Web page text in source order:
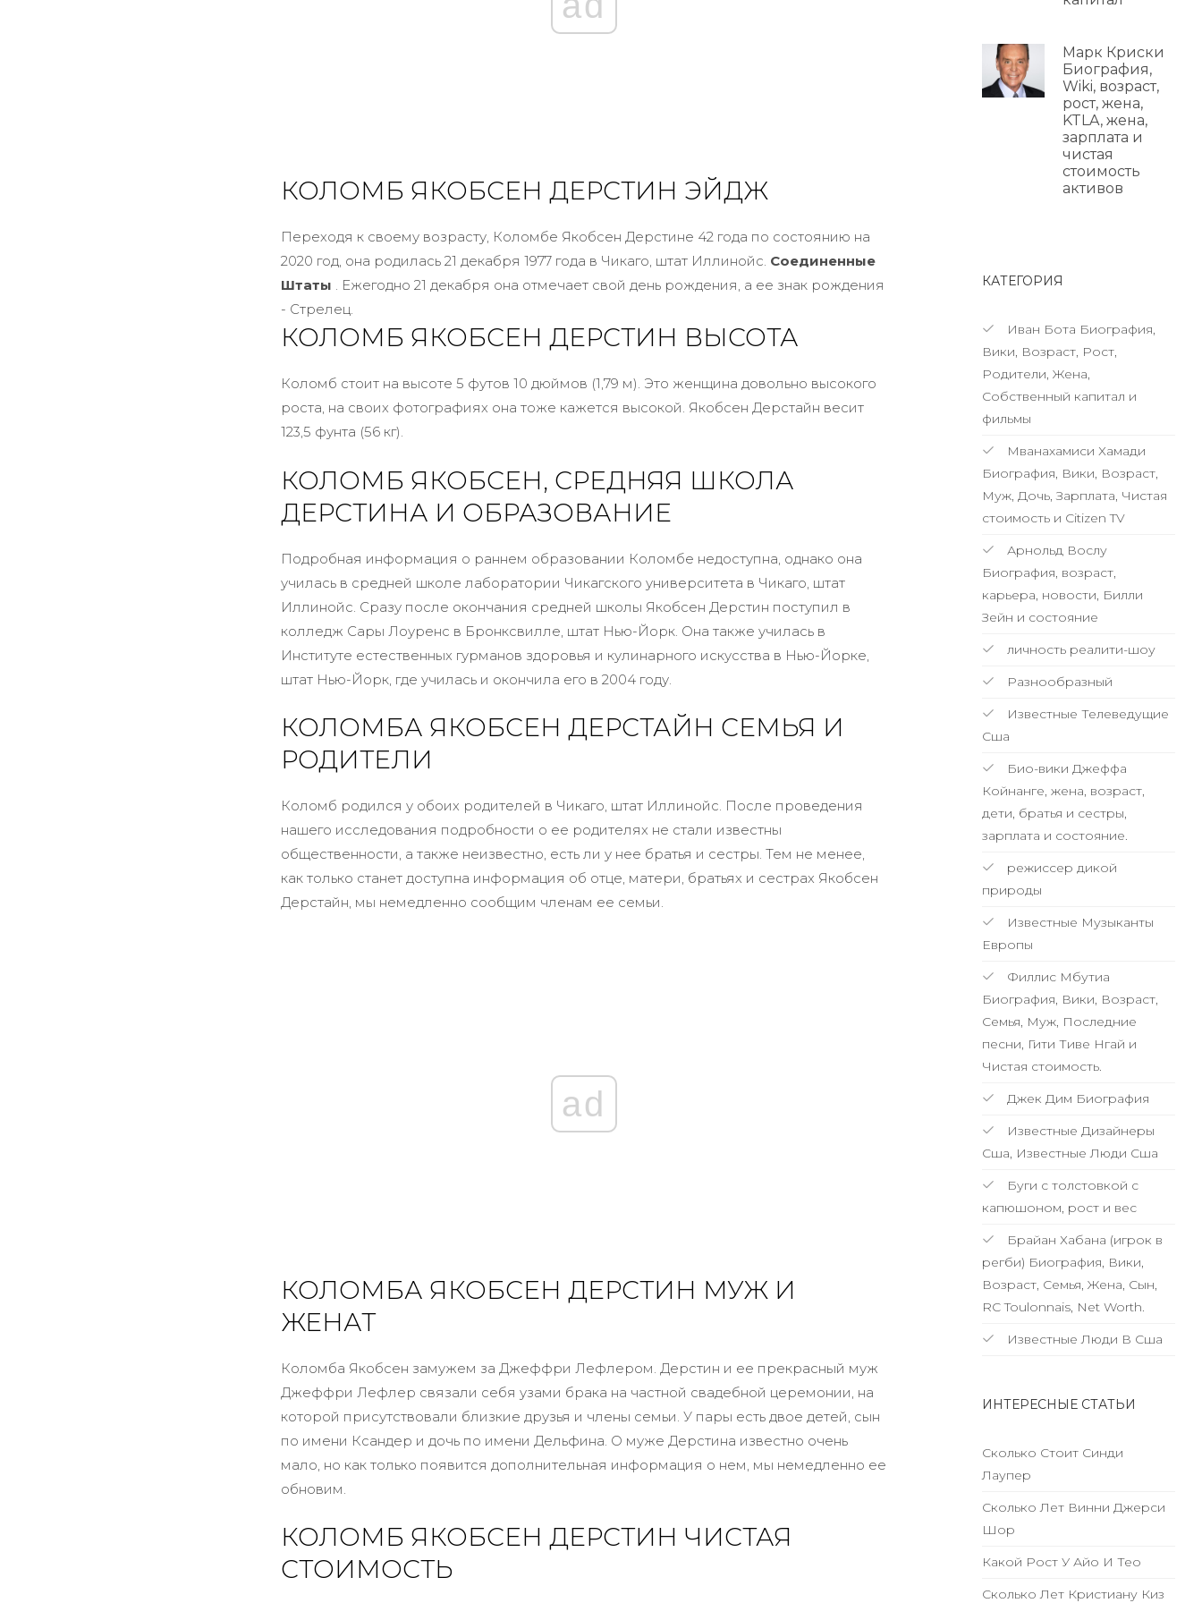
КОЛОМБ ЯКОБСЕН ДЕРСТИН ЭЙДЖ
Переходя к своему возрасту, Коломбе Якобсен Дерстине 42 года по состоянию на
2020 год, она родилась 21 декабря 1977 года в Чикаго, штат Иллинойс. Соединенные
Штаты . Ежегодно 21 декабря она отмечает свой день рождения, а ее знак рождения
- Стрелец.
КОЛОМБ ЯКОБСЕН ДЕРСТИН ВЫСОТА
Коломб стоит на высоте 5 футов 10 дюймов (1,79 м). Это женщина довольно высокого
роста, на своих фотографиях она тоже кажется высокой. Якобсен Дерстайн весит
123,5 фунта (56 кг).
КОЛОМБ ЯКОБСЕН, СРЕДНЯЯ ШКОЛА
ДЕРСТИНА И ОБРАЗОВАНИЕ
Подробная информация о раннем образовании Коломбе недоступна, однако она
училась в средней школе лаборатории Чикагского университета в Чикаго, штат
Иллинойс. Сразу после окончания средней школы Якобсен Дерстин поступил в
колледж Сары Лоуренс в Бронксвилле, штат Нью-Йорк. Она также училась в
Институте естественных гурманов здоровья и кулинарного искусства в Нью-Йорке,
штат Нью-Йорк, где училась и окончила его в 2004 году.
КОЛОМБА ЯКОБСЕН ДЕРСТАЙН СЕМЬЯ И
РОДИТЕЛИ
Коломб родился у обоих родителей в Чикаго, штат Иллинойс. После проведения
нашего исследования подробности о ее родителях не стали известны
общественности, а также неизвестно, есть ли у нее братья и сестры. Тем не менее,
как только станет доступна информация об отце, матери, братьях и сестрах Якобсен
Дерстайн, мы немедленно сообщим членам ее семьи.
ad
КОЛОМБА ЯКОБСЕН ДЕРСТИН МУЖ И
ЖЕНАТ
Коломба Якобсен замужем за Джеффри Лефлером. Дерстин и ее прекрасный муж
Джеффри Лефлер связали себя узами брака на частной свадебной церемонии, на
которой присутствовали близкие друзья и члены семьи. У пары есть двое детей, сын
по имени Ксандер и дочь по имени Дельфина. О муже Дерстина известно очень
мало, но как только появится дополнительная информация о нем, мы немедленно ее
обновим.
КОЛОМБ ЯКОБСЕН ДЕРСТИН ЧИСТАЯ
СТОИМОСТЬ
Марк Криски
Биография,
Wiki, возраст,
рост, жена,
KTLA, жена,
зарплата и
чистая
стоимость
активов
КАТЕГОРИЯ
Иван Бота Биография,
Вики, Возраст, Рост,
Родители, Жена,
Собственный капитал и
фильмы
Мванахамиси Хамади
Биография, Вики, Возраст,
Муж, Дочь, Зарплата, Чистая
стоимость и Citizen TV
Арнольд Вослу
Биография, возраст,
карьера, новости, Билли
Зейн и состояние
личность реалити-шоу
Разнообразный
Известные Телеведущие
Сша
Био-вики Джеффа
Койнанге, жена, возраст,
дети, братья и сестры,
зарплата и состояние.
режиссер дикой
природы
Известные Музыканты
Европы
Филлис Мбутиа
Биография, Вики, Возраст,
Семья, Муж, Последние
песни, Гити Тиве Нгай и
Чистая стоимость.
Джек Дим Биография
Известные Дизайнеры
Сша, Известные Люди Сша
Буги с толстовкой с
капюшоном, рост и вес
Брайан Хабана (игрок в
регби) Биография, Вики,
Возраст, Семья, Жена, Сын,
RC Toulonnais, Net Worth.
Известные Люди В Сша
ИНТЕРЕСНЫЕ СТАТЬИ
Сколько Стоит Синди
Лаупер
Сколько Лет Винни Джерси
Шор
Какой Рост У Айо И Тео
Сколько Лет Кристиану Киз